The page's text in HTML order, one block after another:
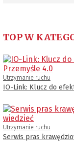
TOP W
Utrzymanie ruchu
IO-Link: Klucz do
Utrzymanie ruchu
Serwis pras